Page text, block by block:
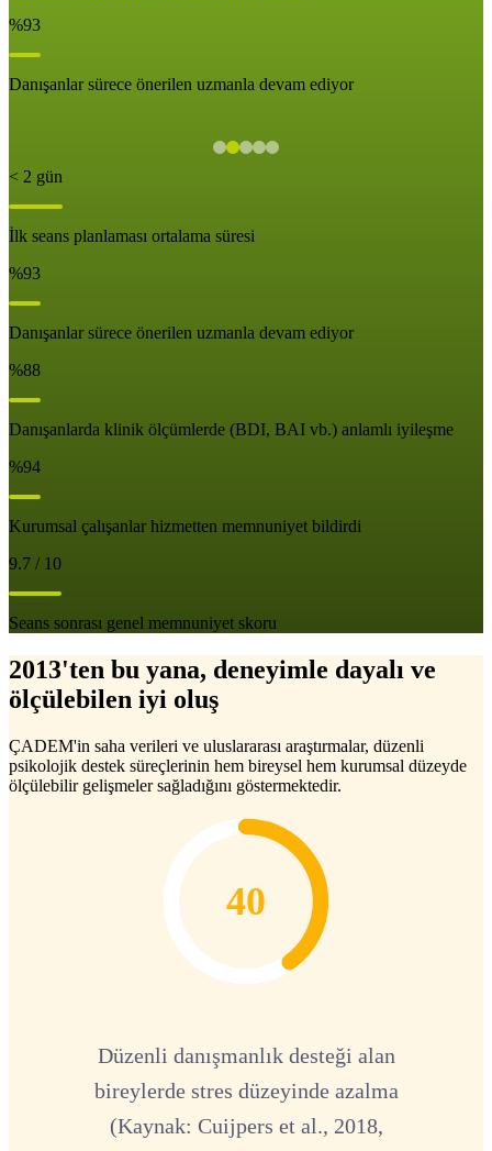
%93
Danışanlar sürece önerilen uzmanla devam ediyor
< 2 gün
İlk seans planlaması ortalama süresi
%93
Danışanlar sürece önerilen uzmanla devam ediyor
%88
Danışanlarda klinik ölçümlerde (BDI, BAI vb.) anlamlı iyileşme
%94
Kurumsal çalışanlar hizmetten memnuniyet bildirdi
9.7 / 10
Seans sonrası genel memnuniyet skoru
2013'ten bu yana, deneyimle dayalı ve
ölçülebilen iyi oluş
ÇADEM'in saha verileri ve uluslararası araştırmalar, düzenli
psikolojik destek süreçlerinin hem bireysel hem kurumsal düzeyde
ölçülebilir gelişmeler sağladığını göstermektedir.
40
Düzenli danışmanlık desteği alan
bireylerde stres düzeyinde azalma
(Kaynak: Cuijpers et al., 2018,